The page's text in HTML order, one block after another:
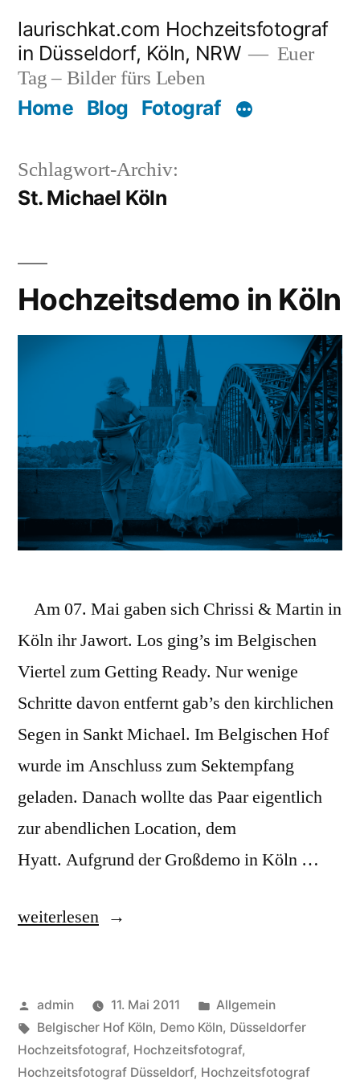
Inhalt
springen
laurischkat.com Hochzeitsfotograf
in Düsseldorf, Köln, NRW
Euer
Tag – Bilder fürs Leben
Home Blog Fotograf
Schlagwort-Archiv:
St. Michael Köln
Hochzeitsdemo in Köln
Am 07. Mai gaben sich Chrissi & Martin in
Köln ihr Jawort. Los ging’s im Belgischen
Viertel zum Getting Ready. Nur wenige
Schritte davon entfernt gab’s den kirchlichen
Segen in Sankt Michael. Im Belgischen Hof
wurde im Anschluss zum Sektempfang
geladen. Danach wollte das Paar eigentlich
zur abendlichen Location, dem
Hyatt. Aufgrund der Großdemo in Köln …
„Hochzeitsdemo
weiterlesen
Veröffentlicht
von
admin 11. Mai 2011
Veröffentlicht
unter
Allgemein
Schlagwörter:
Belgischer Hof Köln, Demo Köln, Düsseldorfer
Hochzeitsfotograf, Hochzeitsfotograf,
Hochzeitsfotograf Düsseldorf, Hochzeitsfotograf